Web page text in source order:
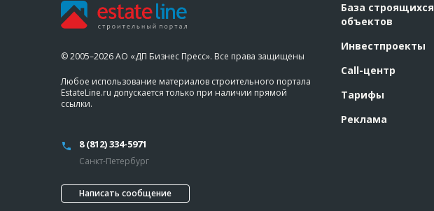
© 2005–2026 АО «ДП Бизнес Пресс». Все права защищены
Любое использование материалов строительного портала
EstateLine.ru допускается только при наличии прямой
ссылки.
8 (812) 334-5971
Санкт-Петербург
Написать сообщение
База строящихся
объектов
Инвестпроекты
Call-центр
Тарифы
Реклама